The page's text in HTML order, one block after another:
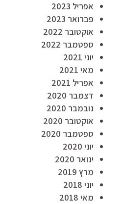
אפריל 2023
פברואר 2023
אוקטובר 2022
ספטמבר 2022
יוני 2021
מאי 2021
אפריל 2021
דצמבר 2020
נובמבר 2020
אוקטובר 2020
ספטמבר 2020
יוני 2020
ינואר 2020
מרץ 2019
יוני 2018
מאי 2018